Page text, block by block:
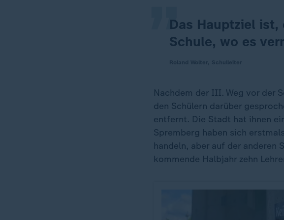
Das Hauptziel
Schule, wo es
Nachdem der III. Weg vor der
den Schülern darüber
entfernt. Die Stadt hat ihnen
Spremberg haben sich
handeln, aber auf der anderen
kommende Halbjahr zehn